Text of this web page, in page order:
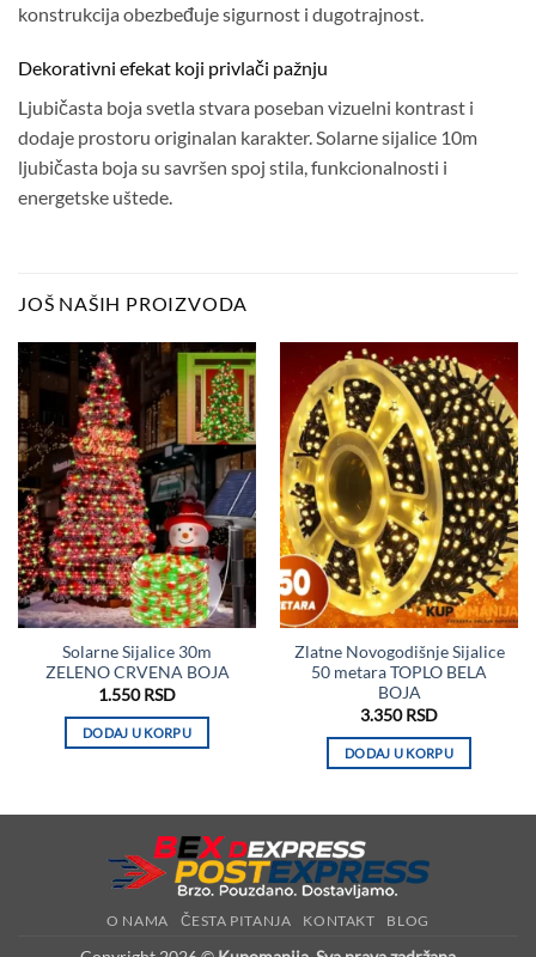
konstrukcija obezbeđuje sigurnost i dugotrajnost.
Dekorativni efekat koji privlači pažnju
Ljubičasta boja svetla stvara poseban vizuelni kontrast i
dodaje prostoru originalan karakter. Solarne sijalice 10m
ljubičasta boja su savršen spoj stila, funkcionalnosti i
energetske uštede.
JOŠ NAŠIH PROIZVODA
Solarne Sijalice 30m
ZELENO CRVENA BOJA
1.550RSD
DODAJ U KORPU
Zlatne Novogodišnje Sijalice
50 metara TOPLO BELA
BOJA
3.350RSD
DODAJ U KORPU
O NAMA ČESTA PITANJA KONTAKT BLOG